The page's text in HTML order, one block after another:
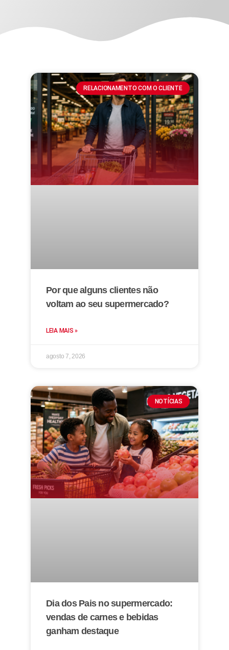
RELACIONAMENTO COM O CLIENTE
Por que alguns clientes não
voltam ao seu supermercado?
LEIA MAIS »
agosto 7, 2026
NOTÍCIAS
Dia dos Pais no supermercado:
vendas de carnes e bebidas
ganham destaque